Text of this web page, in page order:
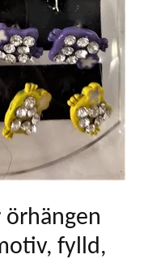
örhängen
fylld,